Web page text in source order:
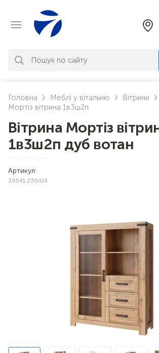
знайдено. Уточніть свій запит
Головна Меблі у вітальню
Вітрини
Мортіз вітрина 1в3ш2п
Вітрина Мортіз
1в3ш2п дуб вотан
Артикул:
36541.236414